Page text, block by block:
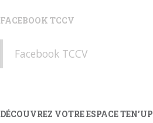
FACEBOOK TCCV
Facebook TCCV
DÉCOUVREZ VOTRE ESPACE TEN’UP